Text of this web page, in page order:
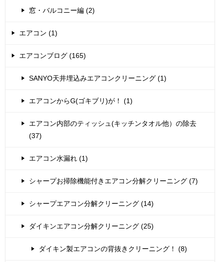
窓・バルコニー編 (2)
エアコン (1)
エアコンブログ (165)
SANYO天井埋込みエアコンクリーニング (1)
エアコンからG(ゴキブリ)が！ (1)
エアコン内部のティッシュ(キッチンタオル他）の除去
(37)
エアコン水漏れ (1)
シャープお掃除機能付きエアコン分解クリーニング (7)
シャープエアコン分解クリーニング (14)
ダイキンエアコン分解クリーニング (25)
ダイキン製エアコンの背抜きクリーニング！ (8)